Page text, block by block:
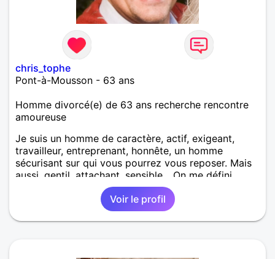
chris_tophe
Pont-à-Mousson - 63 ans
Homme divorcé(e) de 63 ans recherche rencontre
amoureuse
Je suis un homme de caractère, actif, exigeant,
travailleur, entreprenant, honnête, un homme
sécurisant sur qui vous pourrez vous reposer. Mais
aussi, gentil, attachant, sensible... On me défini
comme quelqu'un de droit.
Voir le profil